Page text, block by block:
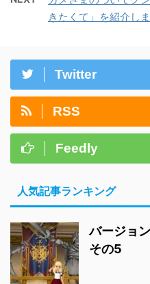
きたくて」を紹介し
Twitter
RSS
Feedly
人気記事ランキング
バージョ
その5